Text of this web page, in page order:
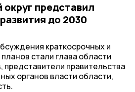
округ представил
до 2030
краткосрочных и
стали глава области
представители правительства
органов власти области,